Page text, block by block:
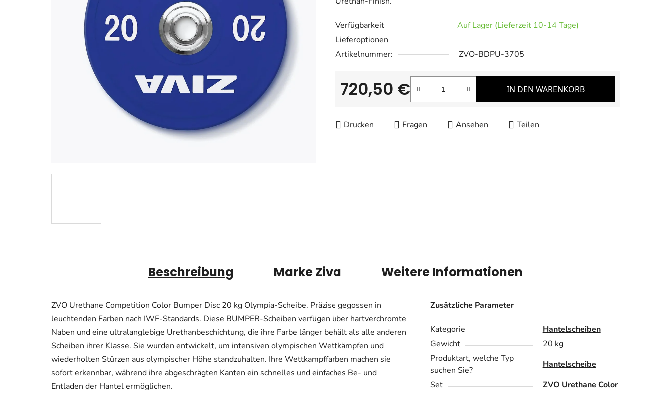
Verfügbarkeit
Auf Lager (Lieferzeit 10-14 Tage)
Lieferoptionen
Artikelnummer:
ZVO-BDPU-3705
720,50 € IN DEN WARENKORB
Drucken Fragen Ansehen Teilen
Beschreibung MarkeZiva Weitere Informationen
ZVO Urethane Competition Color Bumper Disc 20 kg Olympia-Scheibe. Präzise gegossen in
leuchtenden Farben nach IWF-Standards. Diese BUMPER-Scheiben verfügen über hartverchromte
Naben und eine ultralanglebige Urethanbeschichtung, die ihre Farbe länger behält als alle anderen
Scheiben ihrer Klasse. Sie wurden entwickelt, um intensiven olympischen Wettkämpfen und
wiederholten Stürzen aus olympischer Höhe standzuhalten. Ihre Wettkampffarben machen sie
sofort erkennbar, während ihre abgeschrägten Kanten ein schnelles und einfaches Be- und
Entladen der Hantel ermöglichen.
Zusätzliche Parameter
Kategorie
Hantelscheiben
Gewicht
20 kg
Produktart, welche Typ
suchen Sie?
Hantelscheibe
Set
ZVO Urethane Color